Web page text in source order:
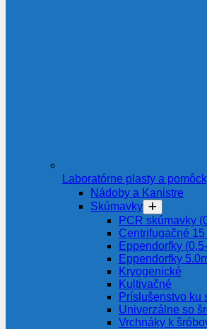
Laboratórne plasty a
Nádoby a Kanistre
Skúmavky
PCR skúmavky
Centrifugačné 15
Eppendorfky
Eppendorfky
Kryogenické
Kultivačné
Príslušenstvo ku
Univerzálne so
Vrchnáky k